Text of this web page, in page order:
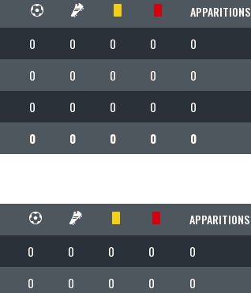
APPARITIONS
0 0 0 0 0
0 0 0 0 0
0 0 0 0 0
0 0 0 0 0
APPARITIONS
0 0 0 0 0
0 0 0 0 0